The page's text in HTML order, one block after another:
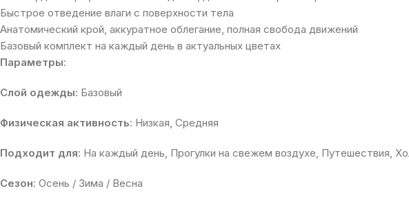
Быстрое отведение влаги с поверхности тела
Анатомический крой, аккуратное облегание, полная свобода движений
Базовый комплект на каждый день в актуальных цветах
Параметры:
Слой одежды: Базовый
Физическая активность: Низкая, Средняя
Подходит для: На каждый день, Прогулки на свежем воздухе, Путешествия,
Сезон: Осень / Зима / Весна